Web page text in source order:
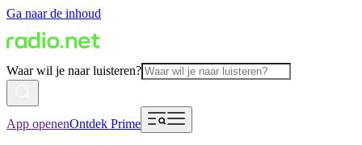
Ga naar de inhoud
Waar wil je naar luisteren?
App openenOntdek Prime